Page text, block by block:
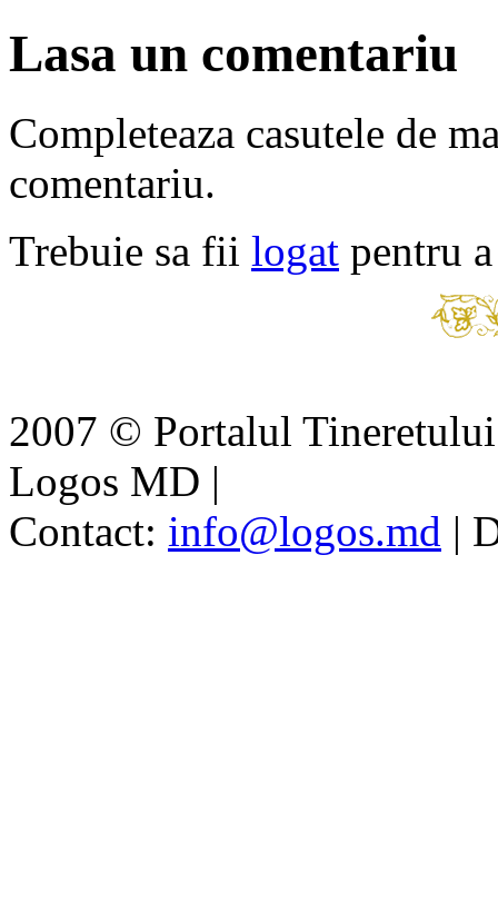
Lasa un comentariu
Completeaza casutele de
comentariu.
Trebuie sa fii logat pentru
2007 © Portalul
Logos MD |
Contact: info@logos.md |